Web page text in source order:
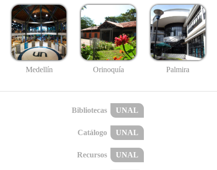
Medellín Orinoquía Palmira
Bibliotecas UNAL
Catálogo UNAL
Recursos UNAL